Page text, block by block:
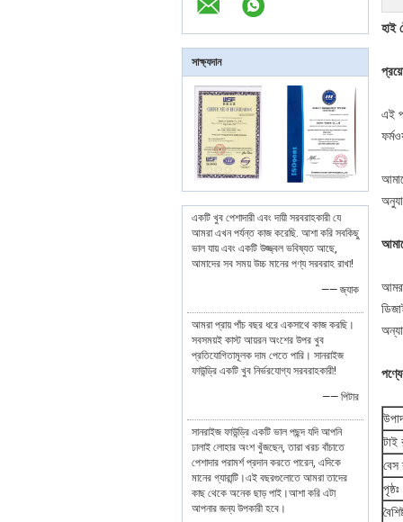
সাক্ষ্যদান
একটি খুব পেশাদারী এবং দায়ী সরবরাহকারী যে
আমরা এখন পর্যন্ত কাজ করেছি. আশা করি সবকিছু
ভাল যায় এবং একটি উজ্জ্বল ভবিষ্যত আছে,
আমাদের সব সময় উচ্চ মানের পণ্য সরবরাহ রাখা!
—— জ্যাক
আমরা প্রায় পাঁচ বছর ধরে একসাথে কাজ করছি।
সবসময়ই কাস্ট আয়রন অংশের উপর খুব
প্রতিযোগিতামূলক দাম পেতে পারি। সানরাইজ
ফাউন্ড্রি একটি খুব নির্ভরযোগ্য সরবরাহকারী!
—— পিটার
সানরাইজ ফাউন্ড্রি একটি ভাল পছন্দ যদি আপনি
ঢালাই লোহার অংশ খুঁজছেন, তারা খরচ বাঁচাতে
পেশাদার পরামর্শ প্রদান করতে পারেন, এদিকে
মানের গ্যারান্টি।এই বছরগুলোতে আমরা তাদের
কাছ থেকে অনেক ছাড় পাই।আশা করি এটা
আপনার জন্য উপকারী হবে।
হাই
এই